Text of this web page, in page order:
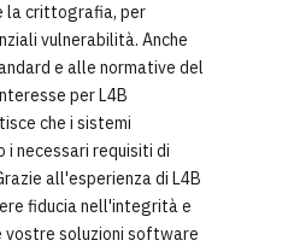
la crittografia, per
vulnerabilità. Anche
e alle normative del
per L4B
che i sistemi
i necessari requisiti di
all'esperienza di L4B
fiducia nell'integrità e
soluzioni software